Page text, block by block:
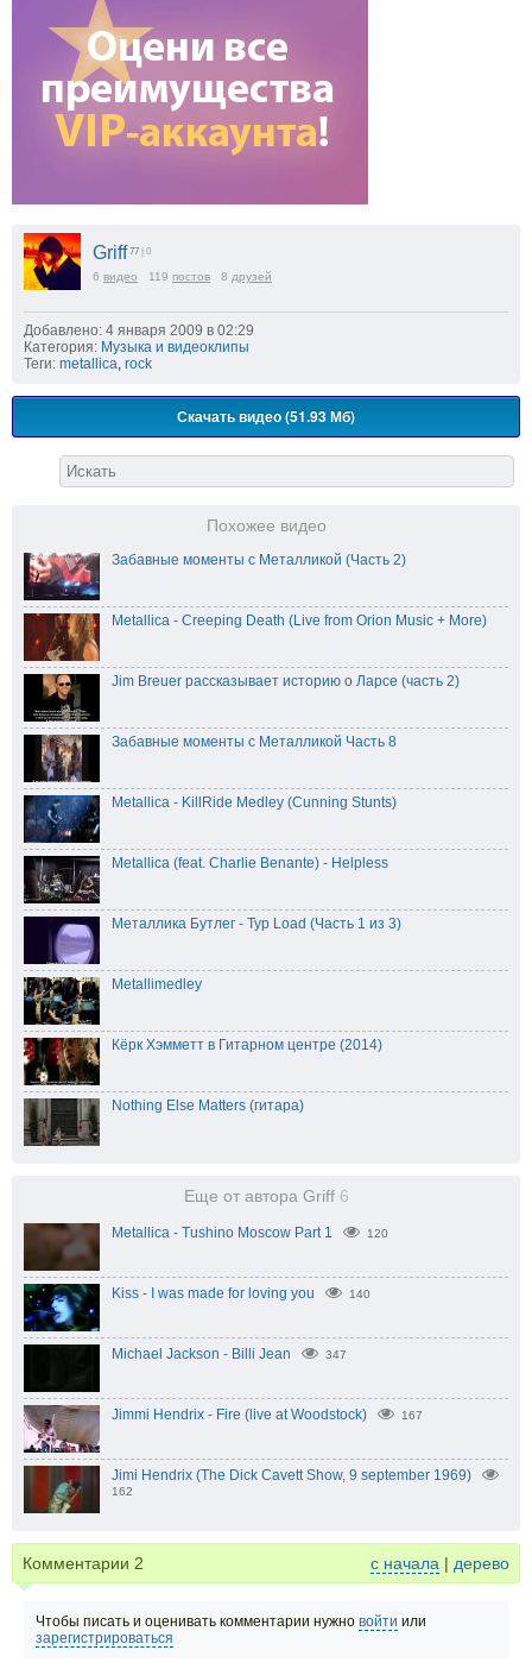
Griff 77 | 0
6 видео 119 постов 8 друзей
Добавлено: 4 января 2009 в 02:29
Категория: Музыка и видеоклипы
Теги: metallica, rock
Скачать видео (51.93 Мб)
Похожее видео
Забавные моменты с Металликой (Часть 2)
Metallica - Creeping Death (Live from Orion Music + More)
Jim Breuer рассказывает историю о Ларсе (часть 2)
Забавные моменты с Металликой Часть 8
Metallica - KillRide Medley (Cunning Stunts)
Metallica (feat. Charlie Benante) - Helpless
Металлика Бутлег - Тур Load (Часть 1 из 3)
Metallimedley
Кёрк Хэмметт в Гитарном центре (2014)
Nothing Else Matters (гитара)
Еще от автора Griff 6
Metallica - Tushino Moscow Part 1 120
Kiss - I was made for loving you 140
Michael Jackson - Billi Jean 347
Jimmi Hendrix - Fire (live at Woodstock) 167
Jimi Hendrix (The Dick Cavett Show, 9 september 1969)
162
Комментарии 2 с начала | дерево
Чтобы писать и оценивать комментарии нужно войти или
зарегистрироваться